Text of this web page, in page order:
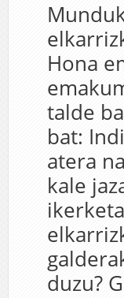
Hona
talde
bat:
atera
kale
duzu?